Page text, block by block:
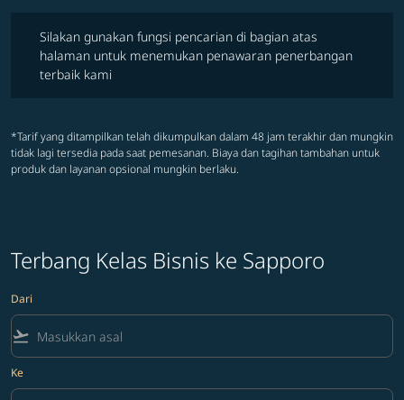
Silakan gunakan fungsi pencarian di bagian atas
halaman untuk menemukan penawaran penerbangan
terbaik kami
*Tarif yang ditampilkan telah dikumpulkan dalam 48 jam terakhir dan mungkin
tidak lagi tersedia pada saat pemesanan. Biaya dan tagihan tambahan untuk
produk dan layanan opsional mungkin berlaku.
Terbang Kelas Bisnis ke Sapporo
Dari
flight_takeoff
Ke